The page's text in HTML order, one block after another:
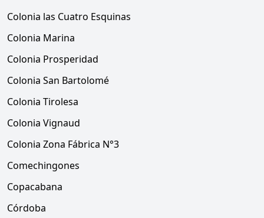
Colonia las Cuatro Esquinas
Colonia Marina
Colonia Prosperidad
Colonia San Bartolomé
Colonia Tirolesa
Colonia Vignaud
Colonia Zona Fábrica N°3
Comechingones
Copacabana
Córdoba